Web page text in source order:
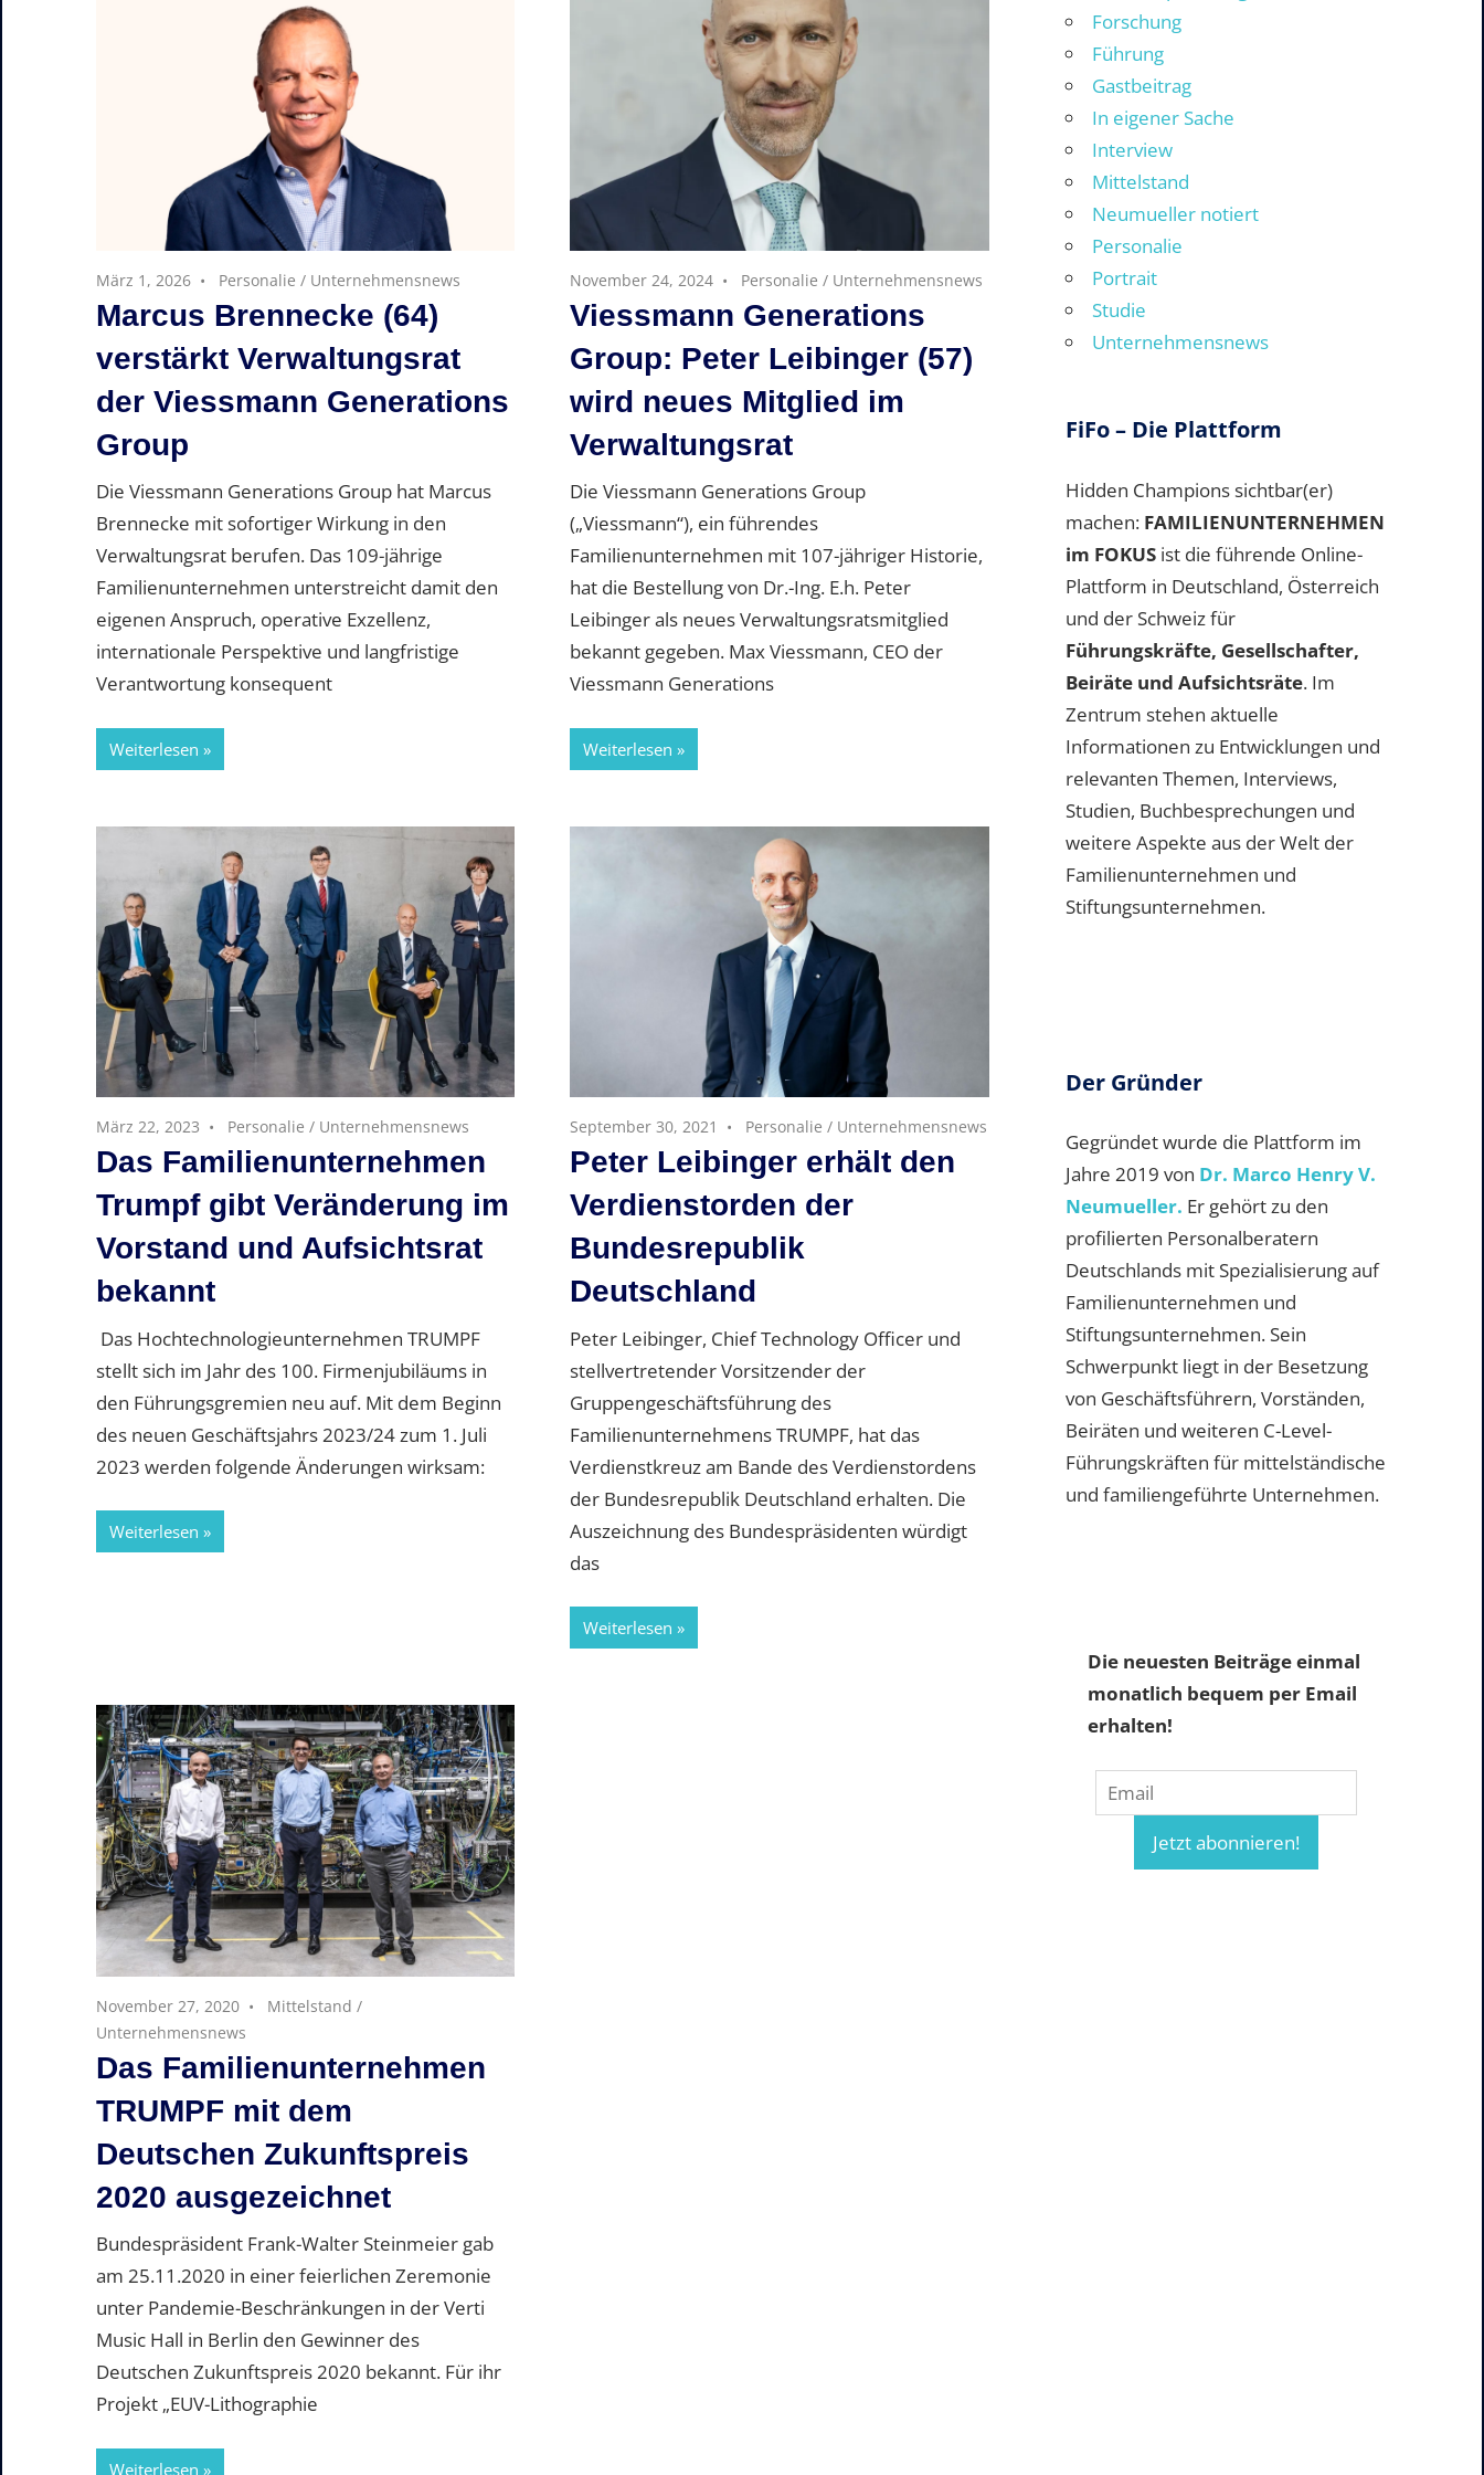
März 1, 2026 Personalie / Unternehmensnews
Marcus Brennecke (64)
verstärkt Verwaltungsrat
der Viessmann Generations
Group
Die Viessmann Generations Group hat Marcus
Brennecke mit sofortiger Wirkung in den
Verwaltungsrat berufen. Das 109-jährige
Familienunternehmen unterstreicht damit den
eigenen Anspruch, operative Exzellenz,
internationale Perspektive und langfristige
Verantwortung konsequent
Weiterlesen
November 24, 2024 Personalie / Unternehmensnews
Viessmann Generations
Group: Peter Leibinger (57)
wird neues Mitglied im
Verwaltungsrat
Die Viessmann Generations Group
(„Viessmann“), ein führendes
Familienunternehmen mit 107-jähriger Historie,
hat die Bestellung von Dr.-Ing. E.h. Peter
Leibinger als neues Verwaltungsratsmitglied
bekannt gegeben. Max Viessmann, CEO der
Viessmann Generations
Weiterlesen
März 22, 2023 Personalie / Unternehmensnews
Das Familienunternehmen
Trumpf gibt Veränderung im
Vorstand und Aufsichtsrat
bekannt
Das Hochtechnologieunternehmen TRUMPF
stellt sich im Jahr des 100. Firmenjubiläums in
den Führungsgremien neu auf. Mit dem Beginn
des neuen Geschäftsjahrs 2023/24 zum 1. Juli
2023 werden folgende Änderungen wirksam:
Weiterlesen
September 30, 2021 Personalie / Unternehmensnews
Peter Leibinger erhält den
Verdienstorden der
Bundesrepublik
Deutschland
Peter Leibinger, Chief Technology Officer und
stellvertretender Vorsitzender der
Gruppengeschäftsführung des
Familienunternehmens TRUMPF, hat das
Verdienstkreuz am Bande des Verdienstordens
der Bundesrepublik Deutschland erhalten. Die
Auszeichnung des Bundespräsidenten würdigt
das
Weiterlesen
November 27, 2020 Mittelstand /
Unternehmensnews
Das Familienunternehmen
TRUMPF mit dem
Deutschen Zukunftspreis
2020 ausgezeichnet
Bundespräsident Frank-Walter Steinmeier gab
am 25.11.2020 in einer feierlichen Zeremonie
unter Pandemie-Beschränkungen in der Verti
Music Hall in Berlin den Gewinner des
Deutschen Zukunftspreis 2020 bekannt. Für ihr
Projekt „EUV-Lithographie
Weiterlesen
Forschung
Führung
Gastbeitrag
In eigener Sache
Interview
Mittelstand
Neumueller notiert
Personalie
Portrait
Studie
Unternehmensnews
FiFo – Die Plattform
Hidden Champions sichtbar(er)
machen: FAMILIENUNTERNEHMEN
im FOKUS ist die führende Online-
Plattform in Deutschland, Österreich
und der Schweiz für
Führungskräfte, Gesellschafter,
Beiräte und Aufsichtsräte. Im
Zentrum stehen aktuelle
Informationen zu Entwicklungen und
relevanten Themen, Interviews,
Studien, Buchbesprechungen und
weitere Aspekte aus der Welt der
Familienunternehmen und
Stiftungsunternehmen.
Der Gründer
Gegründet wurde die Plattform im
Jahre 2019 von Dr. Marco Henry V.
Neumueller. Er gehört zu den
profilierten Personalberatern
Deutschlands mit Spezialisierung auf
Familienunternehmen und
Stiftungsunternehmen. Sein
Schwerpunkt liegt in der Besetzung
von Geschäftsführern, Vorständen,
Beiräten und weiteren C-Level-
Führungskräften für mittelständische
und familiengeführte Unternehmen.
Die neuesten Beiträge einmal
monatlich bequem per Email
erhalten!